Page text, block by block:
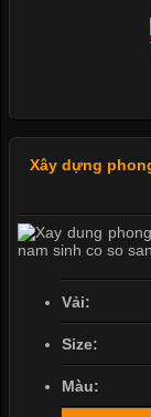
Xây dựng
Vải:
Size:
Màu: